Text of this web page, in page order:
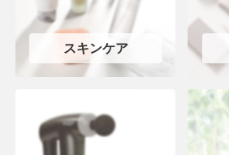
スキンケア